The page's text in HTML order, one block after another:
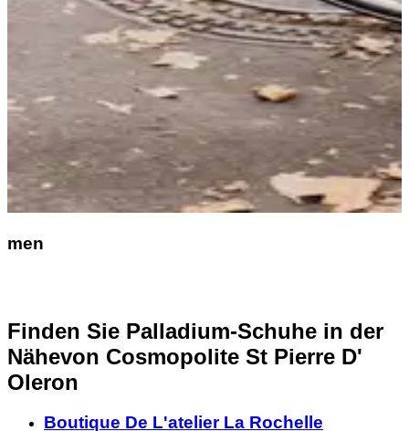
men
Finden Sie Palladium-Schuhe in der
Nähevon Cosmopolite St Pierre D'
Oleron
Boutique De L'atelier La Rochelle